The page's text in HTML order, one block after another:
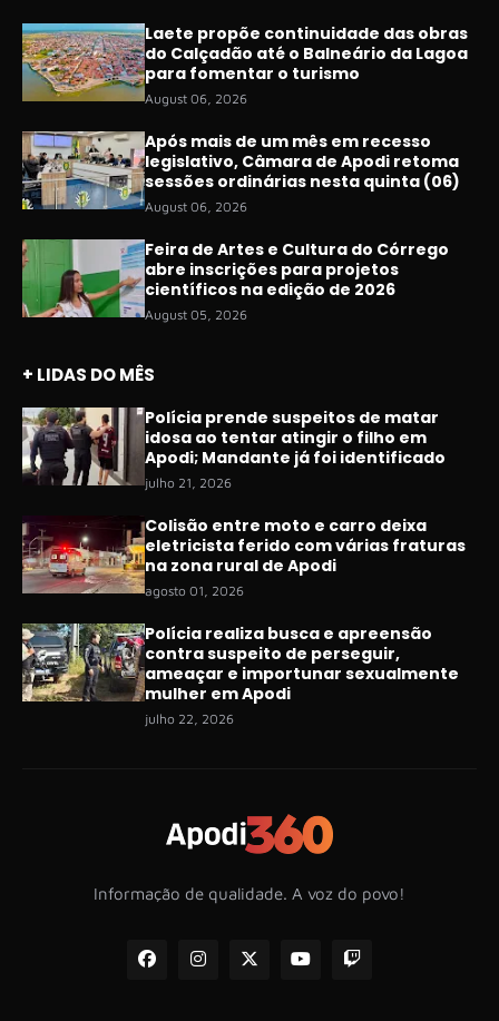
Laete propõe continuidade das obras
do Calçadão até o Balneário da Lagoa
para fomentar o turismo
August 06, 2026
Após mais de um mês em recesso
legislativo, Câmara de Apodi retoma
sessões ordinárias nesta quinta (06)
August 06, 2026
Feira de Artes e Cultura do Córrego
abre inscrições para projetos
científicos na edição de 2026
August 05, 2026
+ LIDAS DO MÊS
Polícia prende suspeitos de matar
idosa ao tentar atingir o filho em
Apodi; Mandante já foi identificado
julho 21, 2026
Colisão entre moto e carro deixa
eletricista ferido com várias fraturas
na zona rural de Apodi
agosto 01, 2026
Polícia realiza busca e apreensão
contra suspeito de perseguir,
ameaçar e importunar sexualmente
mulher em Apodi
julho 22, 2026
Informação de qualidade. A voz do povo!